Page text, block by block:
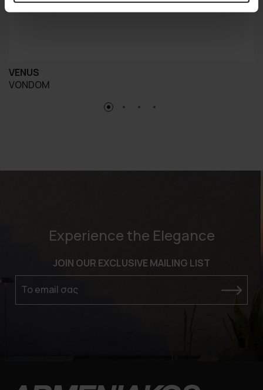
VENUS
VONDOM
Experience the Elegance
JOIN OUR EXCLUSIVE MAILING LIST
Το email σας